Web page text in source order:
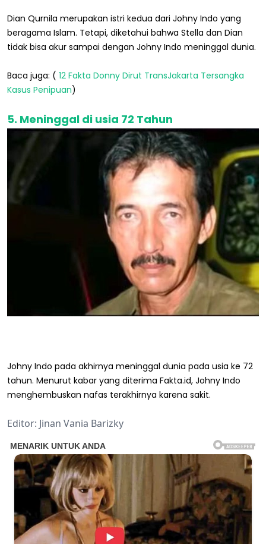
Dian Qurnila merupakan istri kedua dari Johny Indo yang
beragama Islam. Tetapi, diketahui bahwa Stella dan Dian
tidak bisa akur sampai dengan Johny Indo meninggal dunia.
Baca juga: ( 12 Fakta Donny Dirut TransJakarta Tersangka
Kasus Penipuan)
5. Meninggal di usia 72 Tahun
Johny Indo pada akhirnya meninggal dunia pada usia ke 72
tahun. Menurut kabar yang diterima Fakta.id, Johny Indo
menghembuskan nafas terakhirnya karena sakit.
Editor: Jinan Vania Barizky